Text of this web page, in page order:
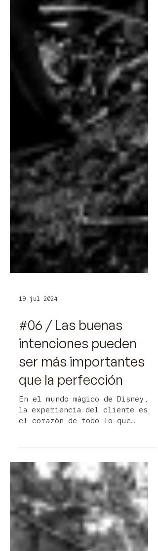
19 jul 2024
#06 / Las buenas
intenciones pueden
ser más importantes
que la perfección
En el mundo mágico de Disney,
el corazón de todo lo que
hacemos.